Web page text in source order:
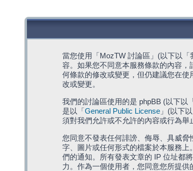
當您使用「MozTW 討論區」(以下以
容。如果您不同意本服務條款的內容
何條款的修改或變更，但仍建議您在
改或變更。
我們的討論區使用的是 phpBB (以下以
是以「 General Public License」(以下
須對我們允許或不允許的內容或行為舉
您同意不發表任何誹謗、侮辱、具威
字、圖片或任何形式的檔案於本服務
們的通知。所有發表文章的 IP 位址都
力。作為一個使用者，您同意您所提